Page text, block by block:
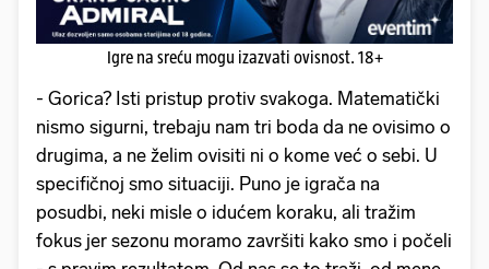
Igre na sreću mogu izazvati ovisnost. 18+
- Gorica? Isti pristup protiv svakoga. Matematički
nismo sigurni, trebaju nam tri boda da ne ovisimo o
drugima, a ne želim ovisiti ni o kome već o sebi. U
specifičnoj smo situaciji. Puno je igrača na
posudbi, neki misle o idućem koraku, ali tražim
fokus jer sezonu moramo završiti kako smo i počeli